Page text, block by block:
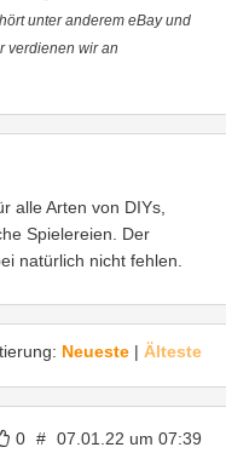
unter anderem eBay und
verdienen wir an
alle Arten von DIYs,
Spielereien. Der
natürlich nicht fehlen.
Neueste | Älteste
0 # 07.01.22 um 07:39